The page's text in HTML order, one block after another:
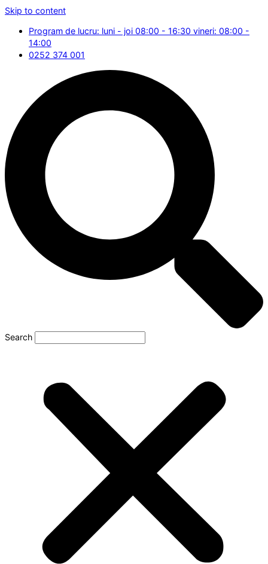
Skip to content
Program de lucru: luni - joi 08:00 - 16:30 vineri: 08:00 -
14:00
0252 374 001
Search